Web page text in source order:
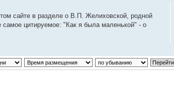
сайте в разделе о В.П. Желиховской, родной
цитируемое: "Как я была маленькой" - о